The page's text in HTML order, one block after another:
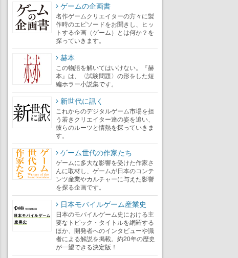
ゲームの企画書
名作ゲームクリエイターの方々に製
作時のエピソードをお聞きし、ヒッ
トする企画（ゲーム）とは何か？を
探っていきます。
赫本
この物語を解いてはいけない。『赫
本』は、〈試験問題〉の形をした短
編ホラー小説集です。
新世代に訊く
これからのデジタルゲーム市場を担
う若きクリエイター達の姿を追い、
彼らのルーツと情熱を探っていきま
す。
ゲーム世代の作家たち
ゲームに多大な影響を受けた作家さ
んに取材し、ゲームが日本のコンテ
ンツ産業やカルチャーに与えた影響
を探る企画です。
日本モバイルゲーム産業史
日本のモバイルゲーム史における主
要なトピック・タイトルを網羅する
ほか、開発者へのインタビューや識
者による解説を掲載。約20年の歴史
が一望できる決定版！